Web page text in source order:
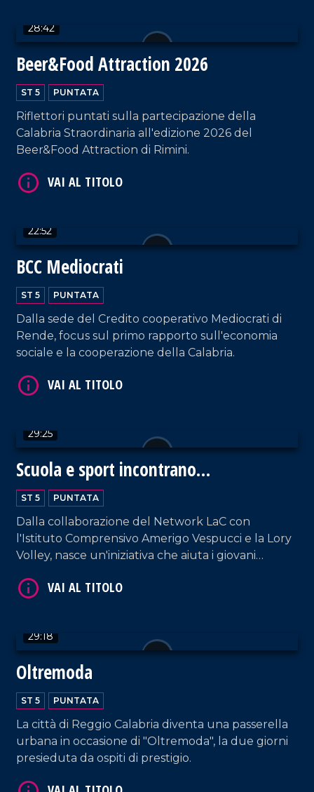
28:42
Beer&Food Attraction 2026
ST 5 PUNTATA
Riflettori puntati sulla partecipazione della
Calabria Straordinaria all'edizione 2026 del
Beer&Food Attraction di Rimini.
22:52
BCC Mediocrati
ST 5 PUNTATA
Dalla sede del Credito cooperativo Mediocrati di
Rende, focus sul primo rapporto sull'economia
sociale e la cooperazione della Calabria.
29:25
Scuola e sport incontrano
l'informazione
ST 5 PUNTATA
Dalla collaborazione del Network LaC con
l'Istituto Comprensivo Amerigo Vespucci e la Lory
Volley, nasce un'iniziativa che aiuta i giovani
Solidarietà. Il PalaSport di Pizzo diventa, così,
Restaurant di Falerna.
29:18
Oltremoda
ST 5 PUNTATA
La città di Reggio Calabria diventa una passerella
urbana in occasione di "Oltremoda", la due giorni
presieduta da ospiti di prestigio.
VAI AL TITOLO
VAI AL TITOLO
VAI AL TITOLO
VAI AL TITOLO
VAI AL TITOLO